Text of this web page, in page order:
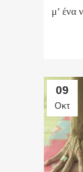
μ’ ένα
09
Οκτ